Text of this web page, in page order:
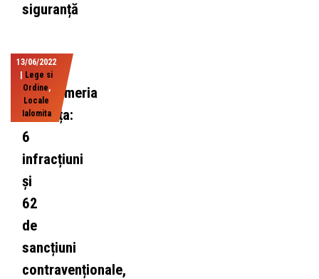
siguranță
13/06/2022
Lege si
Ordine,
Locale
Ialomita
Jandarmeria
Ialomița:
6
infracțiuni
și
62
de
sancțiuni
contravenționale,